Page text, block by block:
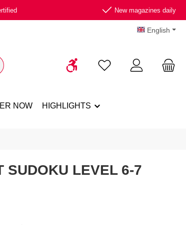
New magazines daily
English
Show toolbarYou have 0 wishlist
NOW HIGHLIGHTS
SUDOKU LEVEL 6-7